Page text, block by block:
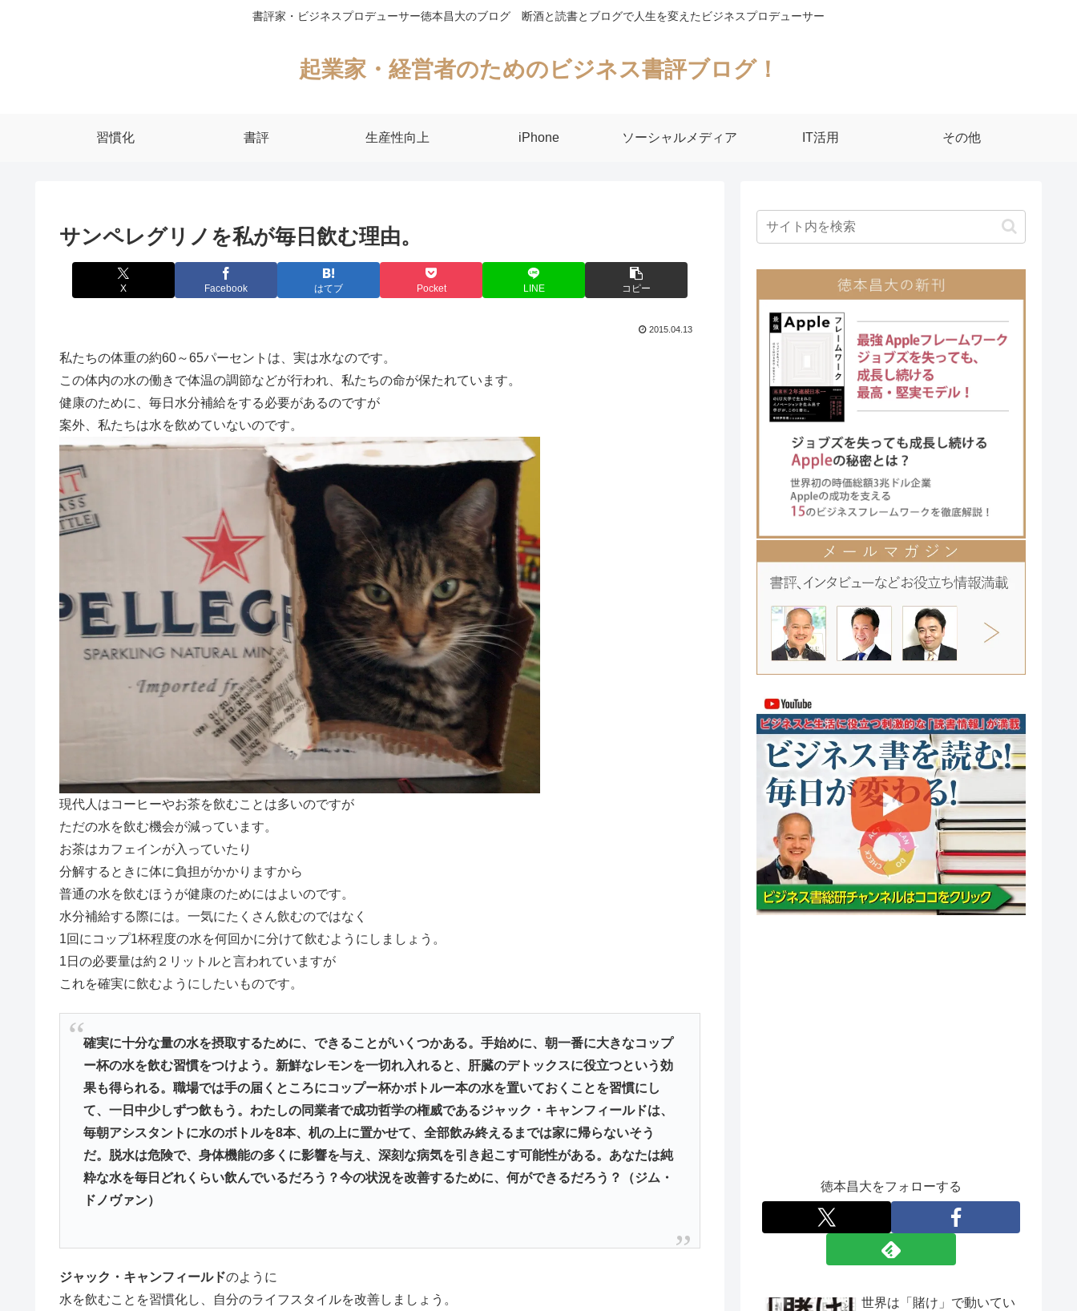
書評家・ビジネスプロデューサー徳本昌大のブログ 断酒と読書とブログで人生を変えたビジネスプロデューサー
起業家・経営者のためのビジネス書評ブログ！
習慣化 書評 生産性向上 iPhone ソーシャルメディア IT活用 その他
サンペレグリノを私が毎日飲む理由。
X Facebook はてブ Pocket LINE コピー
2015.04.13
私たちの体重の約60～65パーセントは、実は水なのです。
この体内の水の働きで体温の調節などが行われ、私たちの命が保たれています。
健康のために、毎日水分補給をする必要があるのですが
案外、私たちは水を飲めていないのです。
現代人はコーヒーやお茶を飲むことは多いのですが
ただの水を飲む機会が減っています。
お茶はカフェインが入っていたり
分解するときに体に負担がかかりますから
普通の水を飲むほうが健康のためにはよいのです。
水分補給する際には。一気にたくさん飲むのではなく
1回にコップ1杯程度の水を何回かに分けて飲むようにしましょう。
1日の必要量は約２リットルと言われていますが
これを確実に飲むようにしたいものです。
確実に十分な量の水を摂取するために、できることがいくつかある。手始めに、朝一番に大きなコップ
ー杯の水を飲む習慣をつけよう。新鮮なレモンを一切れ入れると、肝臓のデトックスに役立つという効
果も得られる。職場では手の届くところにコップー杯かボトルー本の水を置いておくことを習慣にし
て、一日中少しずつ飲もう。わたしの同業者で成功哲学の権威であるジャック・キャンフィールドは、
毎朝アシスタントに水のボトルを8本、机の上に置かせて、全部飲み終えるまでは家に帰らないそう
だ。脱水は危険で、身体機能の多くに影響を与え、深刻な病気を引き起こす可能性がある。あなたは純
粋な水を毎日どれくらい飲んでいるだろう？今の状況を改善するために、何ができるだろう？（ジム・
ドノヴァン）
ジャック・キャンフィールドのように
水を飲むことを習慣化し、自分のライフスタイルを改善しましょう。
徳本昌大をフォローする
世界は「賭け」で動いてい